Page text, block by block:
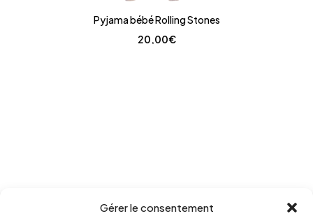
Gérer le consentement
Pyjama bébé Rolling Stones
20,00€